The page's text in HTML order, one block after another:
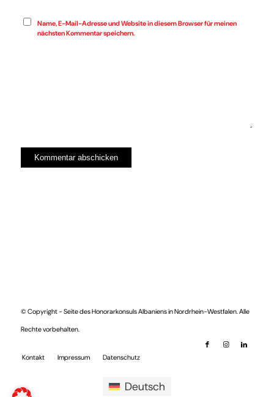
Name, E-Mail-Adresse und Website in diesem Browser für meinen
nächsten Kommentar speichern.
© Copyright - Seite des Honorarkonsuls Albaniens in Nordrhein-Westfalen. Alle
Rechte vorbehalten.
Kontakt Impressum Datenschutz
Deutsch